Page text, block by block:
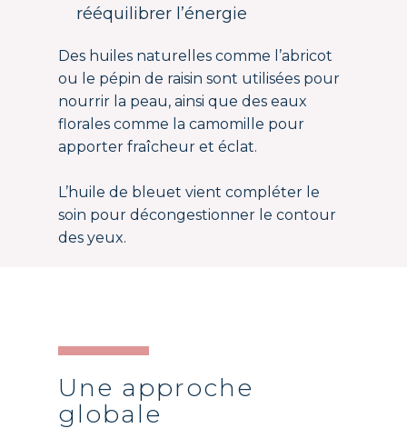
rééquilibrer l’énergie
Des huiles naturelles comme l’abricot
ou le pépin de raisin sont utilisées pour
nourrir la peau, ainsi que des eaux
florales comme la camomille pour
apporter fraîcheur et éclat.
L’huile de bleuet vient compléter le
soin pour décongestionner le contour
des yeux.
Une approche
globale